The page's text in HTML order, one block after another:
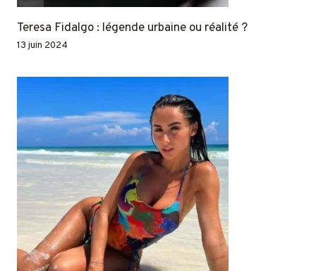
Teresa Fidalgo : légende urbaine ou réalité ?
13 juin 2024